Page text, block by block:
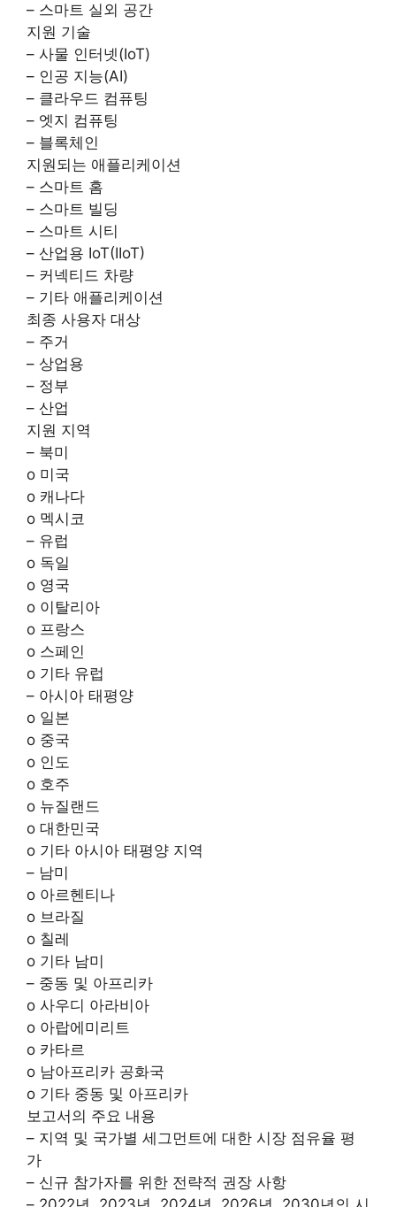
– 스마트 실외 공간
지원 기술
– 사물 인터넷(IoT)
– 인공 지능(AI)
– 클라우드 컴퓨팅
– 엣지 컴퓨팅
– 블록체인
지원되는 애플리케이션
– 스마트 홈
– 스마트 빌딩
– 스마트 시티
– 산업용 IoT(IIoT)
– 커넥티드 차량
– 기타 애플리케이션
최종 사용자 대상
– 주거
– 상업용
– 정부
– 산업
지원 지역
– 북미
o 미국
o 캐나다
o 멕시코
– 유럽
o 독일
o 영국
o 이탈리아
o 프랑스
o 스페인
o 기타 유럽
– 아시아 태평양
o 일본
o 중국
o 인도
o 호주
o 뉴질랜드
o 대한민국
o 기타 아시아 태평양 지역
– 남미
o 아르헨티나
o 브라질
o 칠레
o 기타 남미
– 중동 및 아프리카
o 사우디 아라비아
o 아랍에미리트
o 카타르
o 남아프리카 공화국
o 기타 중동 및 아프리카
보고서의 주요 내용
– 지역 및 국가별 세그먼트에 대한 시장 점유율 평
가
– 신규 참가자를 위한 전략적 권장 사항